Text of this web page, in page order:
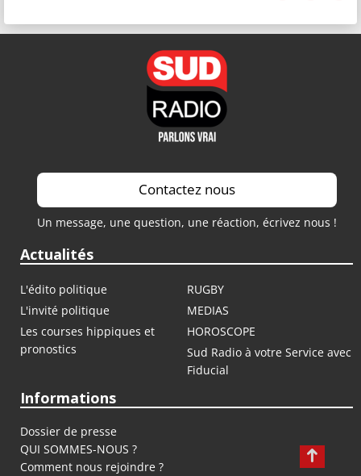
Contactez nous
Un message, une question, une réaction, écrivez nous !
Actualités
L'édito politique
RUGBY
L'invité politique
MEDIAS
Les courses hippiques et
pronostics
HOROSCOPE
Sud Radio à votre Service avec
Fiducial
Informations
Dossier de presse
QUI SOMMES-NOUS ?
Comment nous rejoindre ?